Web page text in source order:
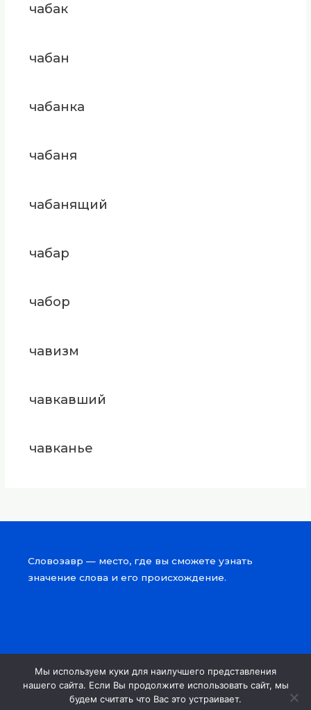
чабак
чабан
чабанка
чабаня
чабанящий
чабар
чабор
чавизм
чавкавший
чавканье
Словозавр — место, где вы сможете узнать
значение слова и его происхождение.
Copyright © 2026 Словозавр
Мы используем куки для наилучшего представления
нашего сайта. Если Вы продолжите использовать сайт, мы
будем считать что Вас это устраивает.